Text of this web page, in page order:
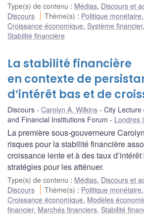
Type(s) de contenu : Médias, Discours et
Discours
Thème(s) : Politique monétaire,
Croissance économique, Système financier,
Stabilité financière
La stabilité financière
en contexte de
d’intérêt bas et de
Discours Carolyn A. Wilkins
City Lecture
and Financial Institutions Forum
Londres
La première sous-gouverneure
risques pour la stabilité financière
croissance lente et à des taux
stratégies pour les atténuer.
Type(s) de contenu : Médias, Discours et
Discours
Thème(s) : Politique monétaire,
Croissance économique, Modèles
financier, Marchés financiers, Stabilité